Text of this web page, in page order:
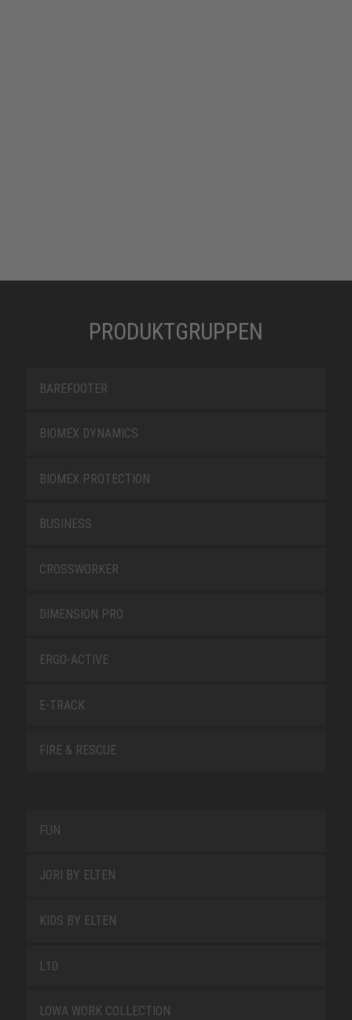
PRODUKTGRUPPEN
BAREFOOTER
BIOMEX DYNAMICS
BIOMEX PROTECTION
BUSINESS
CROSSWORKER
DIMENSION PRO
ERGO-ACTIVE
E-TRACK
FIRE & RESCUE
FUN
JORI BY ELTEN
KIDS BY ELTEN
L10
LOWA WORK COLLECTION